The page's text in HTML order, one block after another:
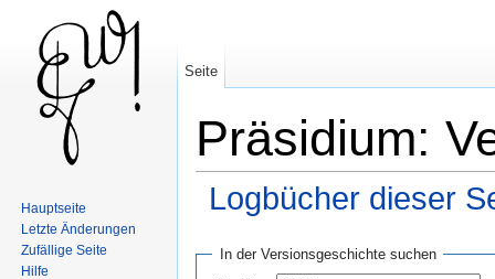
Präsidium:
Logbücher dieser
In der Versionsgeschichte suchen
Seite
Hauptseite
Letzte Änderungen
Zufällige Seite
Hilfe